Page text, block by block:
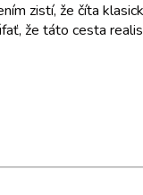
zistí, že číta
že táto cesta